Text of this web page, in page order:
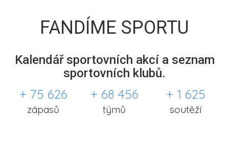
FANDÍME SPORTU
Kalendář sportovních akcí a seznam
sportovních klubů.
+ 75 626
zápasů
+ 68 456
týmů
+ 1 625
soutěží